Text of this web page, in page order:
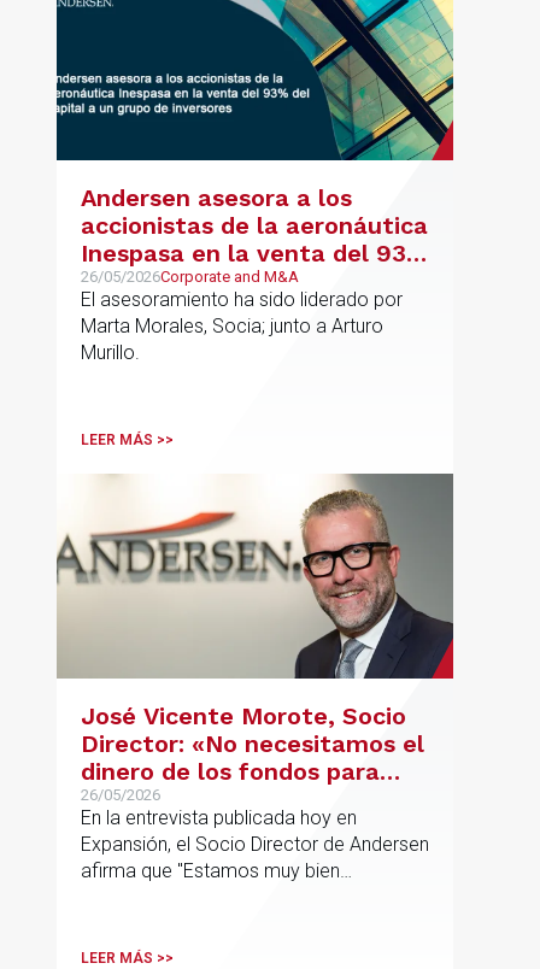
Andersen asesora a los
accionistas de la aeronáutica
Inespasa en la venta del 93%
del capital a un grupo de
inversores
26/05/2026Corporate and M&A
El asesoramiento ha sido liderado por
Marta Morales, Socia; junto a Arturo
Murillo.
LEER MÁS >>
José Vicente Morote, Socio
Director: «No necesitamos el
dinero de los fondos para
desarrollar nuestro
proyecto»
26/05/2026
En la entrevista publicada hoy en
Expansión, el Socio Director de Andersen
afirma que "Estamos muy bien
tenemos y ese es el modelo que vamos
LEER MÁS >>